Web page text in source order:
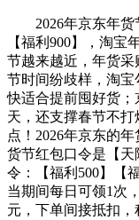
2026年京东年货节
【福利900】，淘宝
节越来越近，年货采
节时间纷歧样，淘宝
快适合提前囤好货；
天，还支撑春节不
点！2026年京东的
货节红包口令是【天
令：【福利500】【
当期间每日可领1次
元，下单间接抵扣，